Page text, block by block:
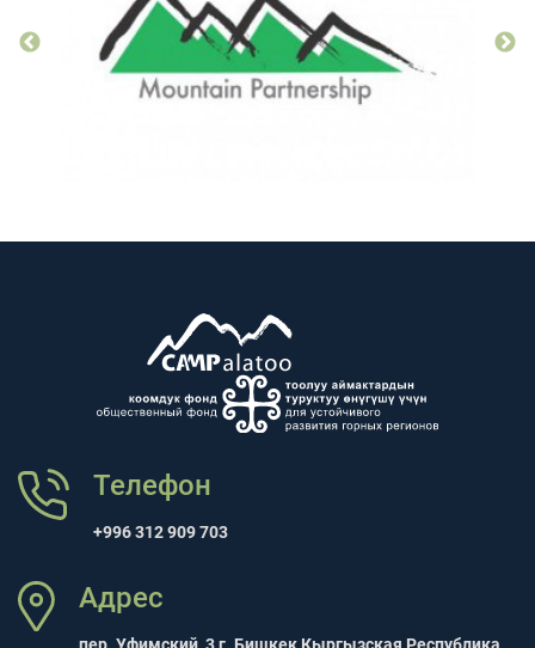
Телефон
+996 312 909 703
Адрес